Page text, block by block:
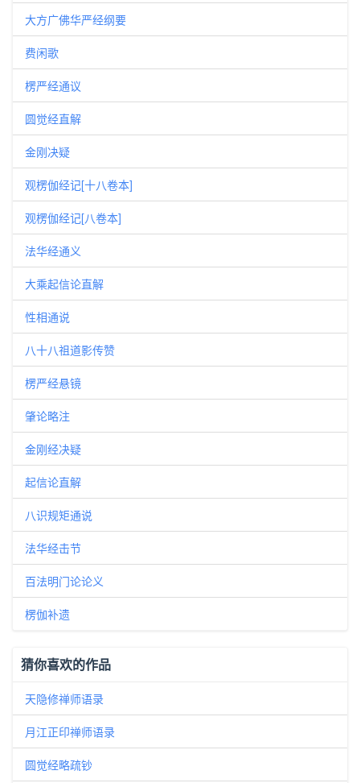
大方广佛华严经纲要
费闲歌
楞严经通议
圆觉经直解
金刚决疑
观楞伽经记[十八卷本]
观楞伽经记[八卷本]
法华经通义
大乘起信论直解
性相通说
八十八祖道影传赞
楞严经悬镜
肇论略注
金刚经决疑
起信论直解
八识规矩通说
法华经击节
百法明门论论义
楞伽补遗
猜你喜欢的作品
天隐修禅师语录
月江正印禅师语录
圆觉经略疏钞